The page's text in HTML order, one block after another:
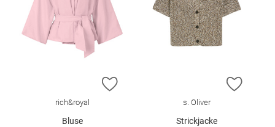
ZUR WUNSCHLISTE HINZUFÜGEN
rich&royal
Bluse
ZUR
s. Oliver
Strickjacke